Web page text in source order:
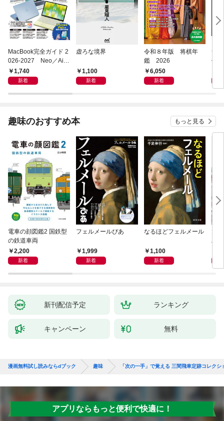
MacBook完全ガイド 2
026-2027 Neo／Air
／Pro対応
1,740
新着
虚ろな境界
1,100
新着
令和８年版 将棋年
鑑 2026
6,050
新着
つ
像
趣味のおすすめ本 もっと見る
電車の顔図鑑2 国鉄型
の鉄道車両
2,200
新着
フェルメールぴあ
1,999
新着
なるほどフェルメール
1,100
新着
ハ
新刊配信予定 ランキング
キャンペーン 無料
漫画無料試し読みならdブック 趣味 「次の一手」で覚える 三間飛車定跡コレクシ
アプリならもっと便利で快適に！